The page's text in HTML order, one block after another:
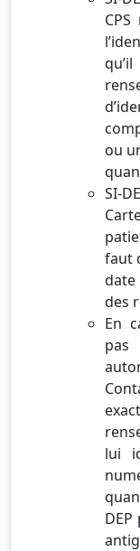
ou
SI-
faut
date
des
En
lui